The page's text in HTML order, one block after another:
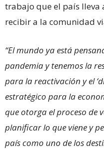
trabajo que el país lleva
recibir a la comunidad
“El mundo ya está
pandemia y tenemos la
para la reactivación y el
estratégico para la
que otorga el proceso de
planificar lo que viene y
país como uno de los